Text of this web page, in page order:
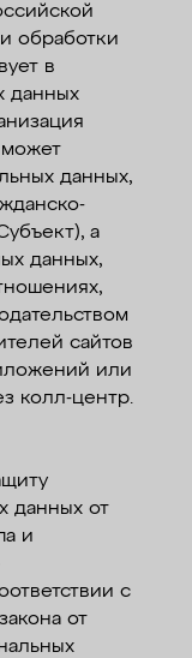
обработки
в
данных
данных,
а
данных,
сайтов
или
колл-центр.
данных от
и
с
от